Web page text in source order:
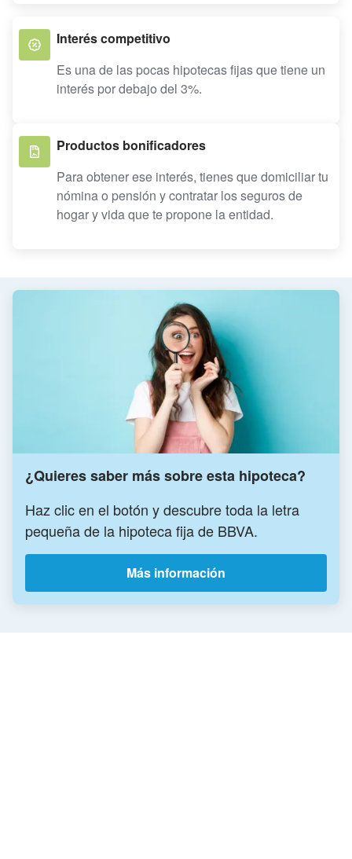
Interés competitivo
Es una de las pocas hipotecas fijas que tiene un
interés por debajo del 3%.
Productos bonificadores
Para obtener ese interés, tienes que domiciliar tu
nómina o pensión y contratar los seguros de
hogar y vida que te propone la entidad.
¿Quieres saber más sobre esta hipoteca?
Haz clic en el botón y descubre toda la letra
pequeña de la hipoteca fija de BBVA.
Más información